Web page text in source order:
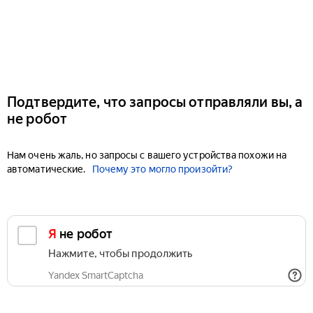
Подтвердите, что запросы отправляли вы, а
не робот
Нам очень жаль, но запросы с вашего устройства похожи на
автоматические.
Почему это могло произойти?
Я не робот
Нажмите, чтобы продолжить
Yandex SmartCaptcha